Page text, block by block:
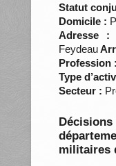
Statut
Domicile :
Adresse :
Feydeau
Profession :
Type
Secteur :
militaires